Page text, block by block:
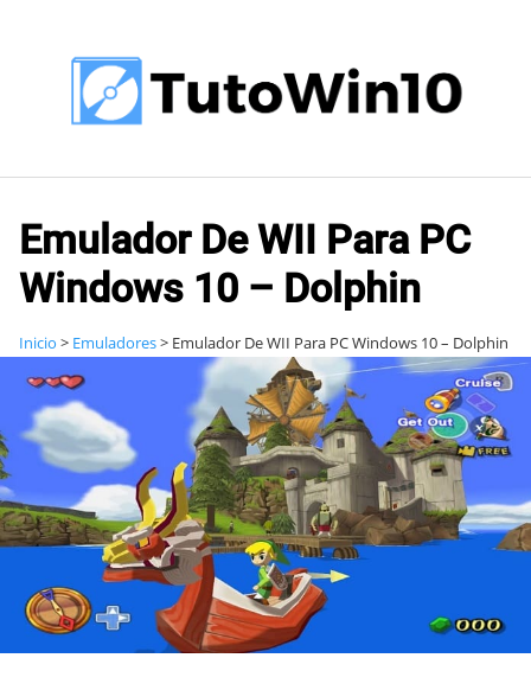
contenido
Emulador De WII Para PC
Windows 10 – Dolphin
Inicio > Emuladores> Emulador De WII Para PC Windows 10 – Dolphin